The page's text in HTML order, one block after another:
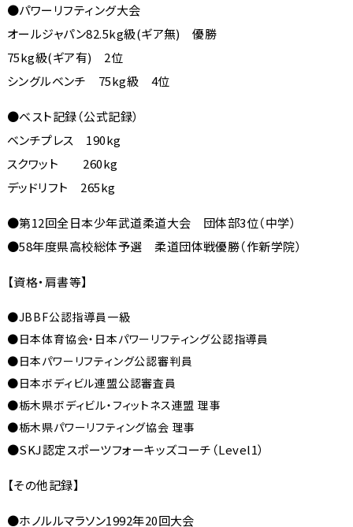
●パワーリフティング大会
オールジャパン82.5kg級(ギア無) 優勝
75kg級(ギア有) 2位
シングルベンチ 75kg級 4位
●ベスト記録（公式記録）
ベンチプレス 190kg
スクワット 260kg
デッドリフト 265kg
●第12回全日本少年武道柔道大会 団体部3位（中学）
●58年度県高校総体予選 柔道団体戦優勝（作新学院）
【資格・肩書等】
●JBBF公認指導員一級
●日本体育協会・日本パワーリフティング公認指導員
●日本パワーリフティング公認審判員
●日本ボディビル連盟公認審査員
●栃木県ボディビル・フィットネス連盟 理事
●栃木県パワーリフティング協会 理事
●SKJ認定スポーツフォーキッズコーチ（Level1）
【その他記録】
●ホノルルマラソン1992年20回大会